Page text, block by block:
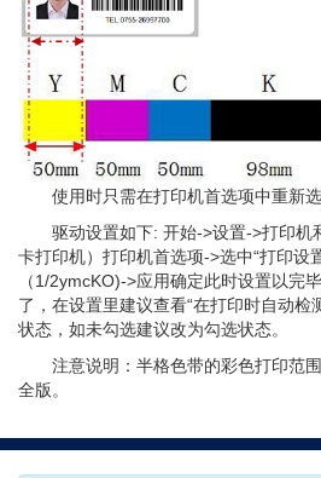
使用时只需在打印机首选项中重新
驱动设置如下: 开始->设置->打印机
卡打印机）打印机首选项->选中“打印设
（1/2ymcKO)->应用确定此时设置以完
了，在设置里建议查看“在打印时自动检
状态，如未勾选建议改为勾选状态。
注意说明：半格色带的彩色打印范
全版。